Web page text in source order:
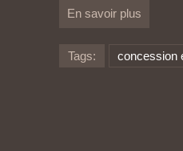
En savoir plus
Tags: concession